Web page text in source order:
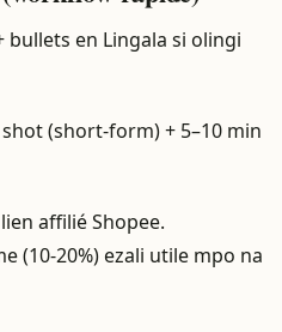
bullets en Lingala si olingi
(short‑form) + 5–10 min
affilié Shopee.
(10‑20%) ezali utile mpo na